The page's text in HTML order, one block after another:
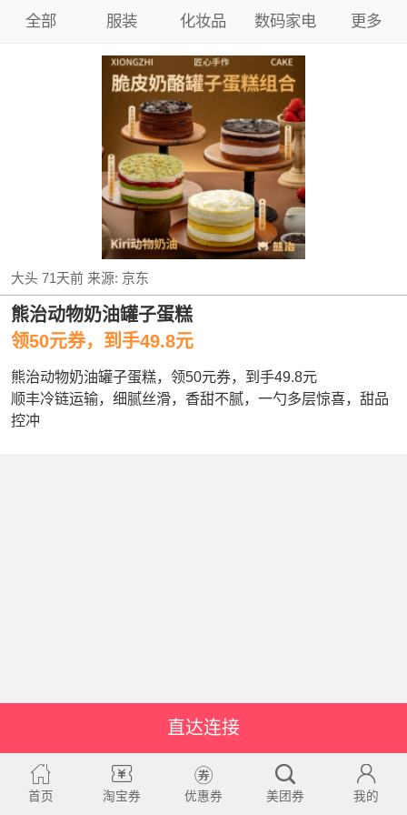
全部 服装 化妆品 数码家电 更多
大头 71天前来源: 京东
熊治动物奶油罐子蛋糕
领50元券，到手49.8元
熊治动物奶油罐子蛋糕，领50元券，到手49.8元
顺丰冷链运输，细腻丝滑，香甜不腻，一勺多层惊喜，甜品
控冲
直达连接
首页 淘宝券 优惠券 美团券 我的